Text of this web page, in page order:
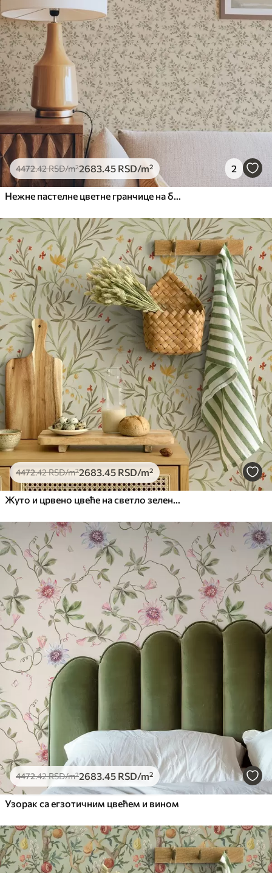
4472.42RSD/m²2683.45 RSD/m² 2
Нежне пастелне цветне гранчице на беж позадини
4472.42RSD/m²2683.45 RSD/m²
Жуто и црвено цвеће на светло зеленкастој позадини
4472.42RSD/m²2683.45 RSD/m²
Узорак са егзотичним цвећем и вином